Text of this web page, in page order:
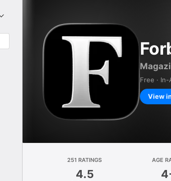
Free ·
View
251 RATINGS
4.5
AGE